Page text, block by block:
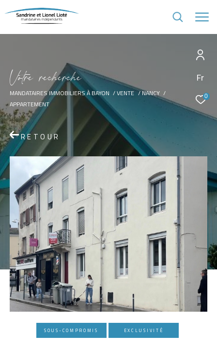
Fr
0
Votre recherche
MANDATAIRES IMMOBILIERS À BAYON VENTE
NANCY
APPARTEMENT
RETOUR
SOUS-COMPROMIS EXCLUSIVITÉ